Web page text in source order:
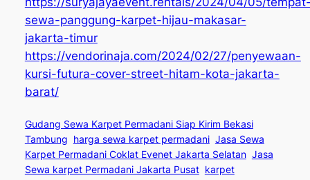
sewa-panggung-karpet-hijau-makasar-
jakarta-timur
https://vendorinaja.com/2024/02/27/penyewaan-
kursi-futura-cover-street-hitam-kota-jakarta-
barat/
Gudang Sewa Karpet Permadani Siap Kirim Bekasi
Tambung harga sewa karpet permadani Jasa Sewa
Karpet Permadani Coklat Evenet Jakarta Selatan Jasa
Sewa karpet Permadani Jakarta Pusat karpet